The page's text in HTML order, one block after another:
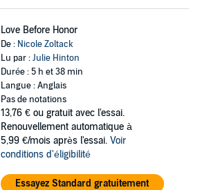
Love Before Honor
De : Nicole Zoltack
Lu par :Julie Hinton
Durée : 5 h et 38 min
Langue : Anglais
Pas de notations
13,76 € ou gratuit avec l'essai.
Renouvellement automatique à
5,99 €/mois après l'essai. Voir
conditions d'éligibilité
Essayez Standard gratuitement